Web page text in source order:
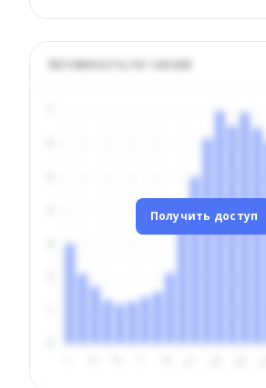
Активность по часам
Получить доступ